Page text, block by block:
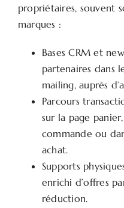
propriétaires, souvent
marques :
Bases CRM et
partenaires dans
mailing, auprès
Parcours
sur la page
commande ou
achat.
Supports
enrichi d’offres
réduction.